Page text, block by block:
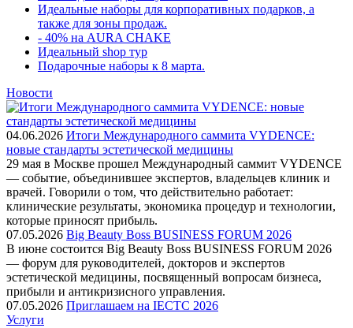
Идеальные наборы для корпоративных подарков, а
также для зоны продаж.
- 40% на AURA CHAKE
Идеальный shop тур
Подарочные наборы к 8 марта.
Новости
04.06.2026 Итоги Международного саммита VYDENCE:
новые стандарты эстетической медицины
29 мая в Москве прошел Международный саммит VYDENCE
— событие, объединившее экспертов, владельцев клиник и
врачей. Говорили о том, что действительно работает:
клинические результаты, экономика процедур и технологии,
которые приносят прибыль.
07.05.2026 Big Beauty Boss BUSINESS FORUM 2026
В июне состоится Big Beauty Boss BUSINESS FORUM 2026
— форум для руководителей, докторов и экспертов
эстетической медицины, посвященный вопросам бизнеса,
прибыли и антикризисного управления.
07.05.2026 Приглашаем на IECTC 2026
Услуги